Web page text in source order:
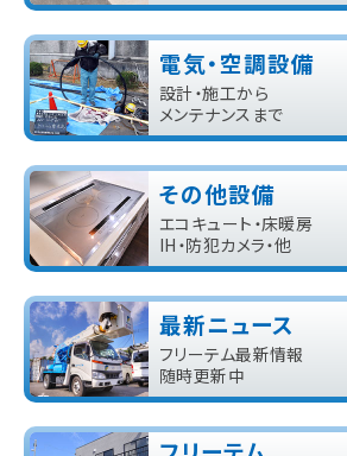
電気・空調設備
設計・施工から
メンテナンスまで
その他設備
エコキュート・床暖房
IH・防犯カメラ・他
最新ニュース
フリーテム最新情報
随時更新中